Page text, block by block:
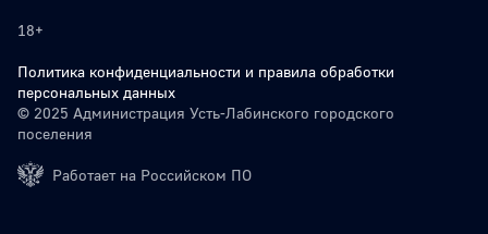
18+
Политика конфиденциальности и правила обработки
персональных данных
© 2025 Администрация Усть-Лабинского городского
поселения
Работает на Российском ПО